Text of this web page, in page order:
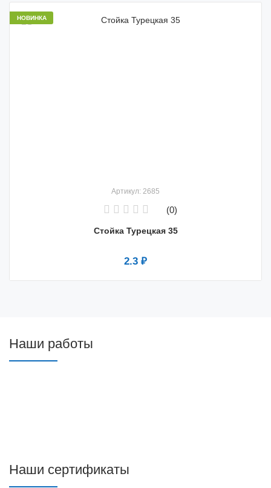
НОВИНКА
Артикул: 2685
(0)
Стойка Турецкая 35
2.3 ₽
Наши работы
Наши сертификаты